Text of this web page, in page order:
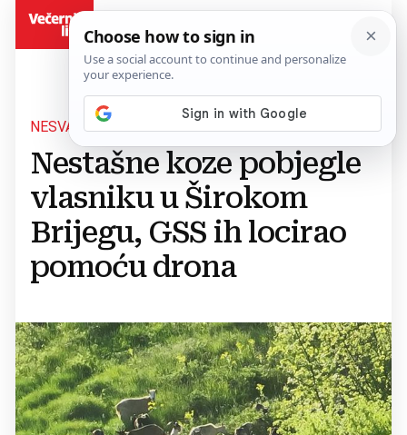
NESVAKIDAŠNJA AKCIJA
Nestašne koze pobjegle
vlasniku u Širokom
Brijegu, GSS ih locirao
pomoću drona